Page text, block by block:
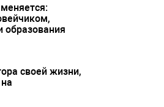
образования
своей жизни,